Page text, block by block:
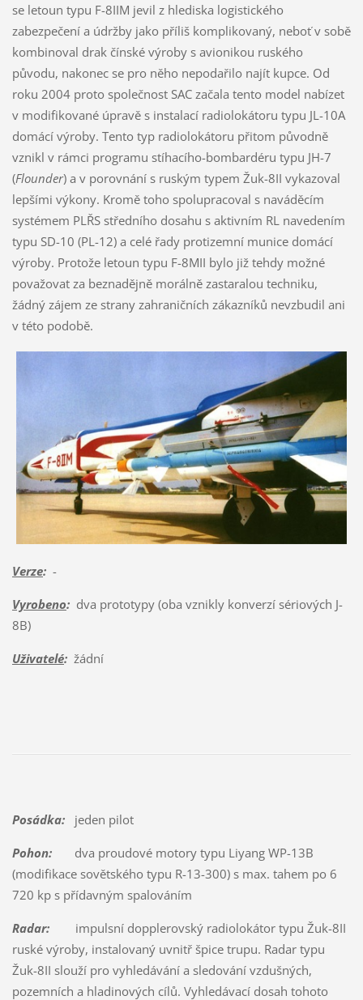
se letoun typu F-8IIM jevil z hlediska logistického
zabezpečení a údržby jako příliš komplikovaný, neboť v sobě
kombinoval drak čínské výroby s avionikou ruského
původu, nakonec se pro něho nepodařilo najít kupce. Od
roku 2004 proto společnost SAC začala tento model nabízet
v modifikované úpravě s instalací radiolokátoru typu JL-10A
domácí výroby. Tento typ radiolokátoru přitom původně
vznikl v rámci programu stíhacího-bombardéru typu JH-7
(Flounder) a v porovnání s ruským typem Žuk-8II vykazoval
lepšími výkony. Kromě toho spolupracoval s naváděcím
systémem PLŘS středního dosahu s aktivním RL navedením
typu SD-10 (PL-12) a celé řady protizemní munice domácí
výroby. Protože letoun typu F-8MII bylo již tehdy možné
považovat za beznadějně morálně zastaralou techniku,
žádný zájem ze strany zahraničních zákazníků nevzbudil ani
v této podobě.
Verze:-
Vyrobeno:dva prototypy (oba vznikly konverzí sériových J-
8B)
Uživatelé:žádní
Posádka:jeden pilot
Pohon:dva proudové motory typu Liyang WP-13B
(modifikace sovětského typu R-13-300) s max. tahem po 6
720 kp s přídavným spalováním
Radar:impulsní dopplerovský radiolokátor typu Žuk-8II
ruské výroby, instalovaný uvnitř špice trupu. Radar typu
Žuk-8II slouží pro vyhledávání a sledování vzdušných,
pozemních a hladinových cílů. Vyhledávací dosah tohoto